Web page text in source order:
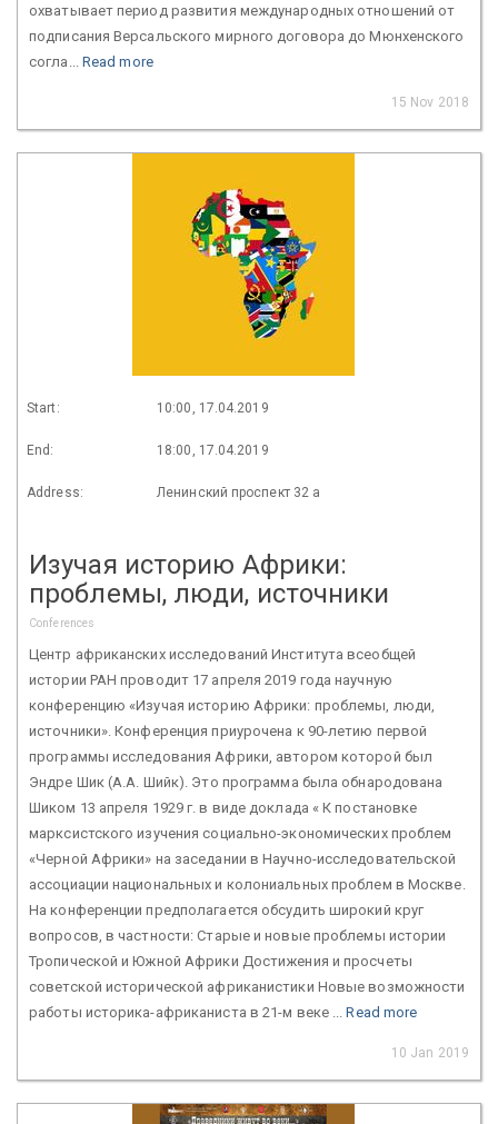
охватывает период развития международных отношений от
подписания Версальского мирного договора до Мюнхенского
согла... Read more
15 Nov 2018
Start: 10:00, 17.04.2019
End: 18:00, 17.04.2019
Address: Ленинский проспект 32 а
Изучая историю Африки:
проблемы, люди, источники
Conferences
Центр африканских исследований Института всеобщей
истории РАН проводит 17 апреля 2019 года научную
конференцию «Изучая историю Африки: проблемы, люди,
источники». Конференция приурочена к 90-летию первой
программы исследования Африки, автором которой был
Эндре Шик (А.А. Шийк). Это программа была обнародована
Шиком 13 апреля 1929 г. в виде доклада « К постановке
марксистского изучения социально-экономических проблем
«Черной Африки» на заседании в Научно-исследовательской
ассоциации национальных и колониальных проблем в Москве.
На конференции предполагается обсудить широкий круг
вопросов, в частности: Старые и новые проблемы истории
Тропической и Южной Африки Достижения и просчеты
советской исторической африканистики Новые возможности
работы историка-африканиста в 21-м веке ...Read more
10 Jan 2019